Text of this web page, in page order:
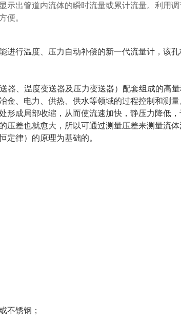
示出管道内流体的瞬时流量或累计流量。利用
便。
进行温度、压力自动补偿的新一代流量计，该
器、温度变送器及压力变送器）配套组成的高
金、电力、供热、供水等领域的过程控制和测
形成局部收缩，从而使流速加快，静压力降低
压差也就愈大，所以可通过测量压差来测量流
定律）的原理为基础的。
不锈钢；